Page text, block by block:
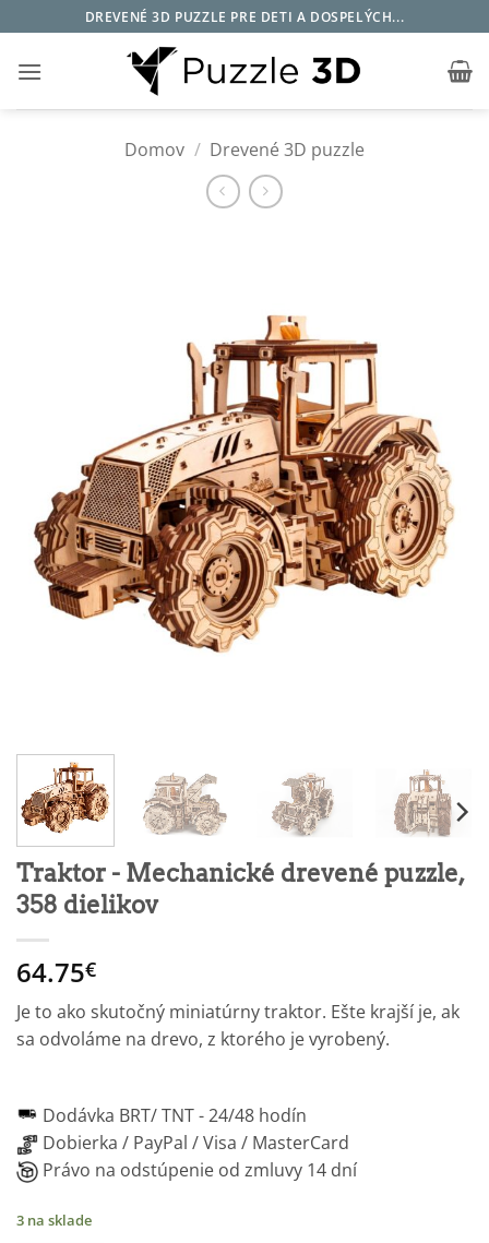
to
content
DREVENÉ 3D PUZZLE PRE DETI A DOSPELÝCH...
Domov / Drevené 3D puzzle
Traktor - Mechanické drevené puzzle,
358 dielikov
64.75€
Je to ako skutočný miniatúrny traktor. Ešte krajší je, ak
sa odvoláme na drevo, z ktorého je vyrobený.
Dodávka BRT/ TNT -24/48 hodín
Dobierka / PayPal / Visa / MasterCard
Právo na odstúpenie od zmluvy 14 dní
3 na sklade